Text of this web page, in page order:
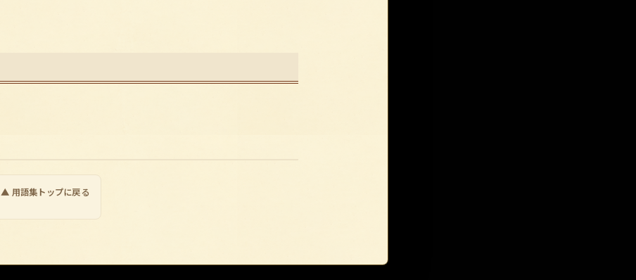
▲ 用語集トップに戻る